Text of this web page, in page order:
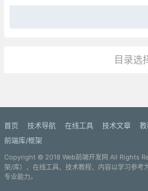
目录选
首页 技术导航 在线工具 技术文章
前端库/框架